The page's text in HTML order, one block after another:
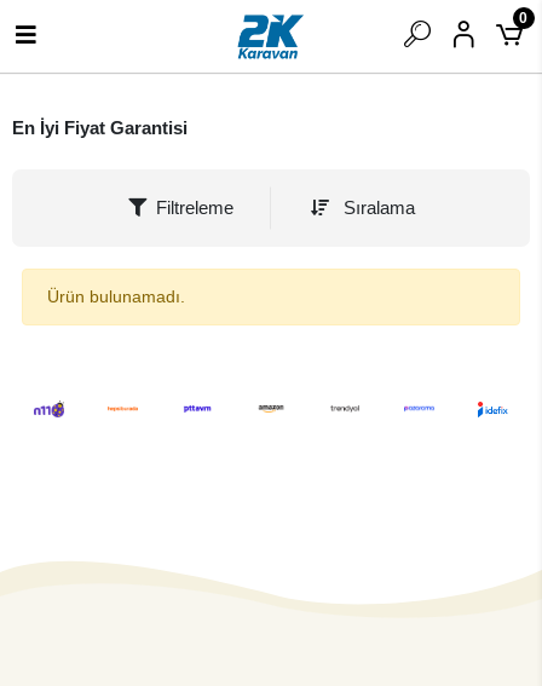
0
En İyi Fiyat Garantisi
Filtreleme Sıralama
Ürün bulunamadı.